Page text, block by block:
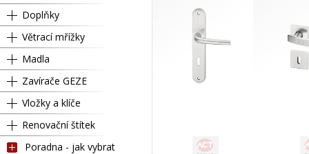
Doplňky
Větrací mřížky
Madla
Zavírače GEZE
Vložky a klíče
Renovační štítek
Poradna - jak vybrat